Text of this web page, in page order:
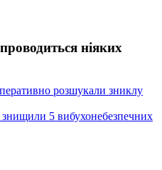
ніяких
розшукали зниклу
5 вибухонебезпечних